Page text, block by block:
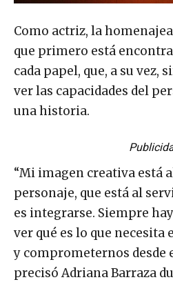
Como actriz, la
que primero está
cada papel, que, a su vez,
ver las capacidades del
una historia.
“Mi imagen creativa está
personaje, que está al
es integrarse. Siempre
ver qué es lo que
y comprometernos desde
precisó Adriana Barraza